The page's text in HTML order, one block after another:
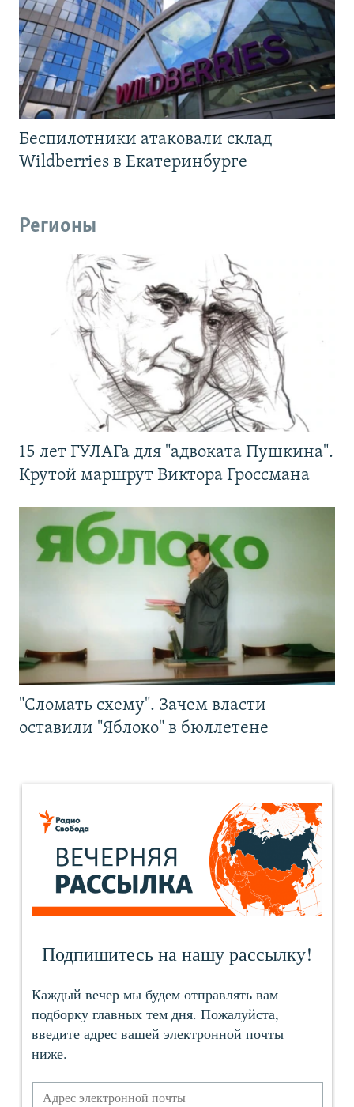
Беспилотники атаковали склад
Wildberries в Екатеринбурге
Регионы
15 лет ГУЛАГа для "адвоката Пушкина".
Крутой маршрут Виктора Гроссмана
"Сломать схему". Зачем власти
оставили "Яблоко" в бюллетене